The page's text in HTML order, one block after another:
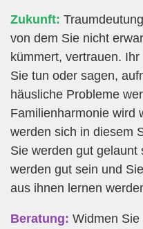
Zukunft:
von dem Sie nicht
kümmert, vertrauen.
Sie tun oder sagen,
häusliche Probleme
Familienharmonie wird
werden sich in diesem
Sie werden gut gelaunt
werden gut sein und
aus ihnen lernen
Beratung: Widmen Sie